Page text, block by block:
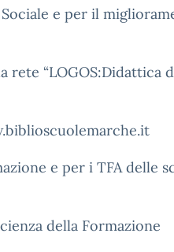
e per il
rete “LOGOS:Didattica
e per i TFA delle
della Formazione